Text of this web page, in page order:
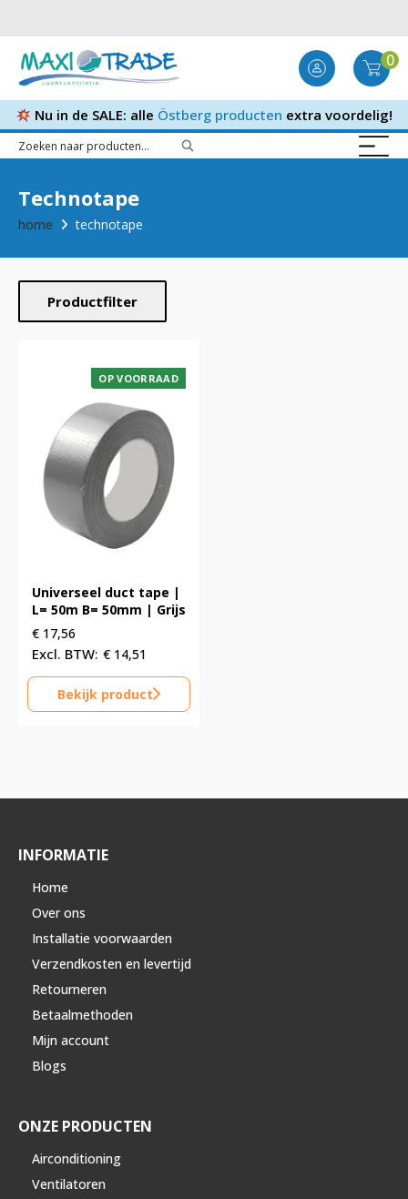
0
Nu in de SALE: alle Östberg producten extra voordelig!
Technotape
home technotape
Productfilter
OP VOORRAAD
Universeel duct tape |
L= 50m B= 50mm | Grijs
€ 17,56
€ 14,51
Bekijk product
INFORMATIE
Home
Over ons
Installatie voorwaarden
Verzendkosten en levertijd
Retourneren
Betaalmethoden
Mijn account
Blogs
ONZE PRODUCTEN
Airconditioning
Ventilatoren